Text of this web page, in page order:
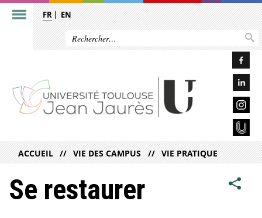
FR EN
ACCUEIL VIE DES CAMPUS VIE PRATIQUE
Se restaurer